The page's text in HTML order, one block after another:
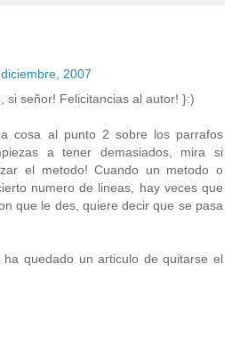
2007
si señor! Felicitancias al autor! }:)
cosa al punto 2 sobre los parrafos
a tener demasiados, mira si
el metodo! Cuando un metodo o
numero de lineas, hay veces que
que le des, quiere decir que se pasa
quedado un articulo de quitarse el